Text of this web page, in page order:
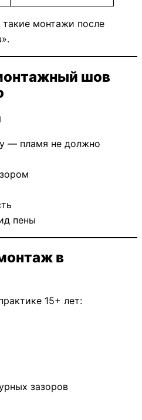
монтажи после
шов
— пламя не должно
пены
в
15+ лет:
зазоров